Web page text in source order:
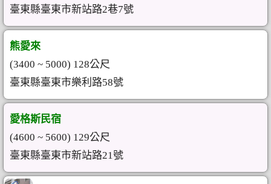
臺東縣臺東市新站路2巷7號
熊愛來
(3400 ~ 5000) 128公尺
臺東縣臺東市樂利路58號
愛格斯民宿
(4600 ~ 5600) 129公尺
臺東縣臺東市新站路21號